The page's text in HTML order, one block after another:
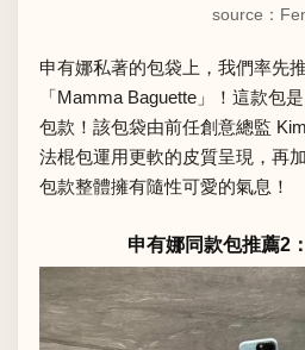
source：
申有娜私著的包袋上，我們率先
「Mamma Baguette」！這款包
包款！該包袋由前任創意總監
法棍包運用更軟的皮質呈現，再
包款整體擁有隨性可愛的氣息！
申有娜同款包推薦2